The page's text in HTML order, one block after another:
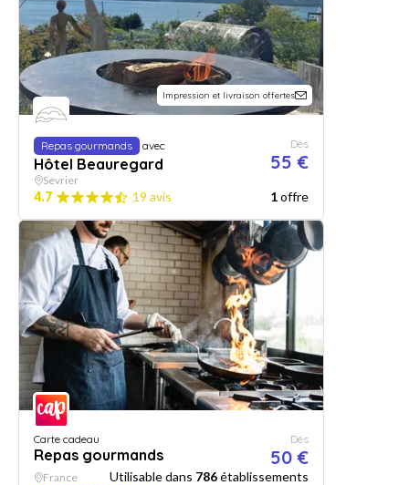
Impression et livraison offertes
Repas gourmands avec
Hôtel Beauregard
Dès
55 €
Sevrier
4.7 19 avis 1offre
Carte cadeau
Repas gourmands
Dès
50 €
France Utilisable dans 786établissements